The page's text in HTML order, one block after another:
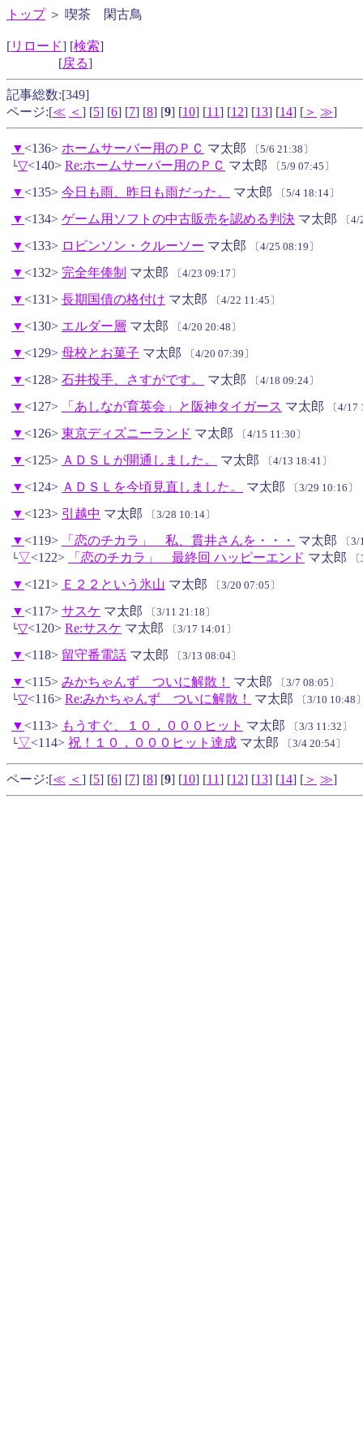
トップ＞ 喫茶 閑古鳥
[リロード] [検索]
[戻る]
記事総数:[349]
ページ:[≪ ＜ ] [5] [6] [7] [8] [9] [10] [11] [12] [13] [14] [ ＞ ≫]
▼ <136> ホームサーバー用のＰＣ マ太郎
〔5/6 21:38〕
└▽<140> Re:ホームサーバー用のＰＣ マ太郎 〔5/9 07:45〕
▼ <135> 今日も雨、昨日も雨だった。 マ太郎 〔5/4 18:14〕
▼ <134> ゲーム用ソフトの中古販売を認める判決 マ太郎 〔
▼ <133> ロビンソン・クルーソー マ太郎 〔4/25 08:19〕
▼ <132> 完全年俸制 マ太郎 〔4/23 09:17〕
▼ <131> 長期国債の格付け マ太郎 〔4/22 11:45〕
▼ <130> エルダー層 マ太郎 〔4/20 20:48〕
▼ <129> 母校とお菓子 マ太郎 〔4/20 07:39〕
▼ <128> 石井投手、さすがです。 マ太郎 〔4/18 09:24〕
▼ <127> 「あしなが育英会」と阪神タイガース マ太郎 〔4/
▼ <126> 東京ディズニーランド マ太郎 〔4/15 11:30〕
▼ <125> ＡＤＳＬが開通しました。 マ太郎 〔4/13 18:41〕
▼ <124> ＡＤＳＬを今頃見直しました。 マ太郎 〔3/29 10:16〕
▼ <123> 引越中 マ太郎 〔3/28 10:14〕
▼ <119> 「恋のチカラ」 私、貫井さんを・・・ マ太郎
〔
└▽<122> 「恋のチカラ」 最終回 ハッピーエンド マ太郎
▼ <121> Ｅ２２という氷山 マ太郎 〔3/20 07:05〕
▼ <117> サスケ マ太郎
〔3/11 21:18〕
└▽<120> Re:サスケ マ太郎 〔3/17 14:01〕
▼ <118> 留守番電話 マ太郎 〔3/13 08:04〕
▼ <115> みかちゃんず ついに解散！ マ太郎
〔3/7 08:05〕
└▽<116> Re:みかちゃんず ついに解散！ マ太郎 〔3/10 10:48
▼ <113> もうすぐ、１０，０００ヒット マ太郎
〔3/3 11:32〕
└▽<114> 祝！１０，０００ヒット達成 マ太郎 〔3/4 20:54〕
ページ:[≪ ＜ ] [5] [6] [7] [8] [9] [10] [11] [12] [13] [14] [ ＞ ≫]